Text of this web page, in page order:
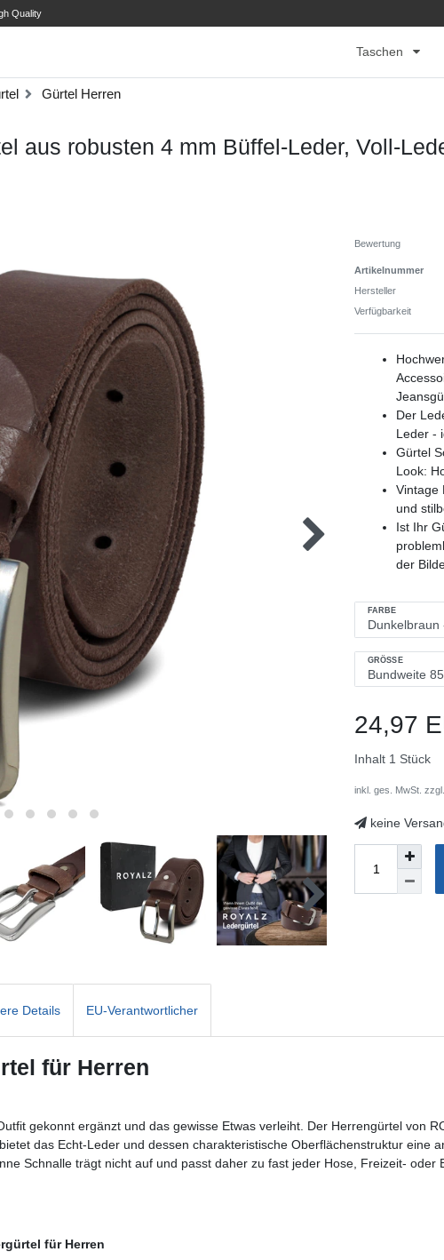
Quality
Taschen
Gürtel Herren
aus robusten 4 mm Büffel-Leder, Voll-
Bewertung
Artikelnummer
Hersteller
Verfügbarkeit
Der
Leder -
Gürtel
Look:
Vintage
und
Ist Ihr
der
FARBE
GRÖSSE
24,97
Inhalt 1 Stück
inkl. ges. MwSt. zzgl.
keine
Details EU-Verantwortlicher
für Herren
gekonnt ergänzt und das gewisse Etwas verleiht. Der Herrengürtel von
das Echt-Leder und dessen charakteristische Oberflächenstruktur eine
Schnalle trägt nicht auf und passt daher zu fast jeder Hose, Freizeit- oder
für Herren